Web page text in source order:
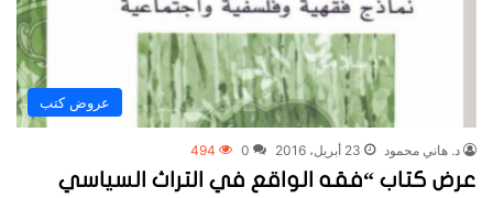
عروض كتب
د. هاني محمود 23 أبريل، 2016 0
494
عرض كتاب “فقه الواقع في التراث السياسي